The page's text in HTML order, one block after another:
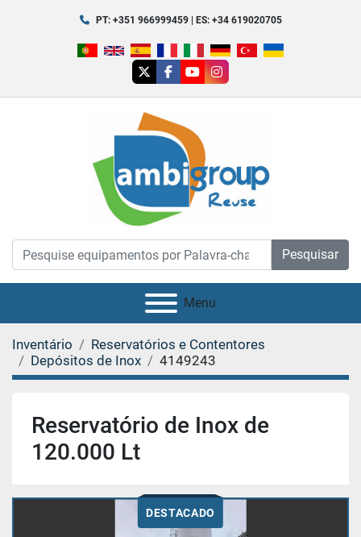
PT: +351 966999459 | ES: +34 619020705
twitterfacebook
youtubeinstagram
Pesquisar
Menu
Inventário
Reservatórios e Contentores
Depósitos de Inox
4149243
Reservatório de Inox de
120.000 Lt
DESTACADO